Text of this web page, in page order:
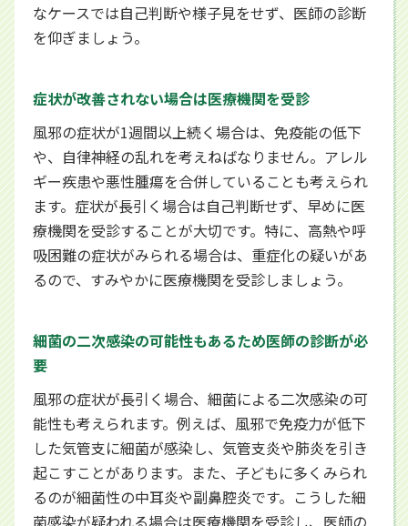
なケースでは自己判断や様子見をせず、医師の診断
を仰ぎましょう。
症状が改善されない場合は医療機関を受診
風邪の症状が1週間以上続く場合は、免疫能の低下
や、自律神経の乱れを考えねばなりません。アレル
ギー疾患や悪性腫瘍を合併していることも考えられ
ます。症状が長引く場合は自己判断せず、早めに医
療機関を受診することが大切です。特に、高熱や呼
吸困難の症状がみられる場合は、重症化の疑いがあ
るので、すみやかに医療機関を受診しましょう。
細菌の二次感染の可能性もあるため医師の診断が必
要
風邪の症状が長引く場合、細菌による二次感染の可
能性も考えられます。例えば、風邪で免疫力が低下
した気管支に細菌が感染し、気管支炎や肺炎を引き
起こすことがあります。また、子どもに多くみられ
るのが細菌性の中耳炎や副鼻腔炎です。こうした細
菌感染が疑われる場合は医療機関を受診し、医師の